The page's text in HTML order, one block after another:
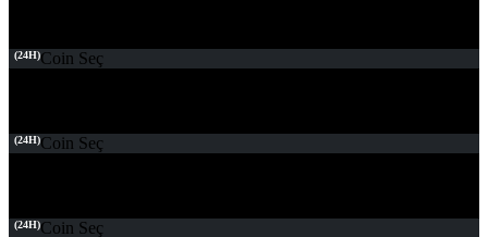
(24H)Coin Seç
(24H)Coin Seç
(24H)Coin Seç